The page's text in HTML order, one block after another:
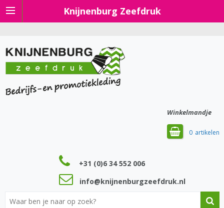
Knijnenburg Zeefdruk
Winkelmandje
0
+31 (0)6 34 552 006
info@knijnenburgzeefdruk.nl